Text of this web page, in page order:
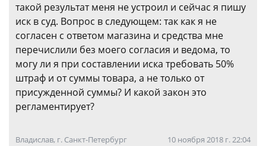
такой результат меня не устроил и сейчас я пишу
иск в суд. Вопрос в следующем: так как я не
согласен с ответом магазина и средства мне
перечислили без моего согласия и ведома, то
могу ли я при составлении иска требовать 50%
штраф и от суммы товара, а не только от
присужденной суммы? И какой закон это
регламентирует?
Владислав, г. Санкт-Петербург 10 ноября 2018 г. 22:04